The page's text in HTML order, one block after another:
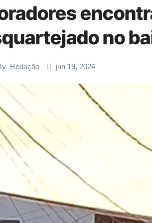
no
Redação jun 19, 2024